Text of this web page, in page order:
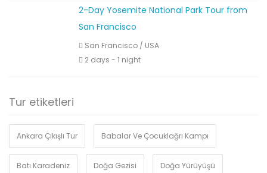
2-Day Yosemite National Park Tour from
San Francisco
San Francisco / USA
2 days - 1 night
Tur etiketleri
Ankara Çıkışlı Tur Babalar Ve Çocuklağrı Kampı
Batı Karadeniz Doğa Gezisi Doğa Yürüyüşü